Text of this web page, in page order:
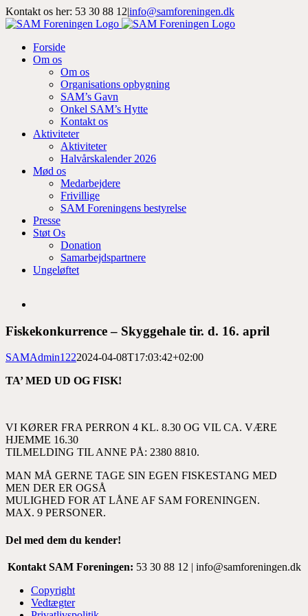
Skip
to
Kontakt os her: 53 30 88 12|info@samforeningen.dk
Facebook
Instagram
LinkedIn
Forside
Om os
Om os
Organisations opbygning
SAM’s Gavn
Onkel SAM’s Hytte
Kontakt os
Aktiviteter
Aktiviteter
Halvårskalender 2026
Mød os
Medarbejdere
Frivillige
SAM Foreningens bestyrelse
Presse
Støt Os
Donation
Samarbejdspartnere
Ungeløftet
billede
Fiskekonkurrence – Skyggehale tir. d. 16. april
SAMAdmin1222024-04-08T17:03:42+02:00
TA’ MED UD OG FISK!
VI KØRER FRA PERRON 4 KL. 8.30 OG VIL CA. VÆRE
HJEMME 16.30
TILMELDING TIL ANNE PÅ: 2380 8810.
MAN MÅ GERNE TAGE SIN EGEN FISKESTANG MED
MEN DER ER OGSÅ
MULIGHED FOR AT LÅNE AF SAM FORENINGEN.
MAX. 9 PERSONER.
Del med dem du kender!
Facebook
X
LinkedIn
WhatsApp
E-
Kontakt SAM Foreningen: 53 30 88 12 | info@samforeningen.dk
Copyright
Vedtægter